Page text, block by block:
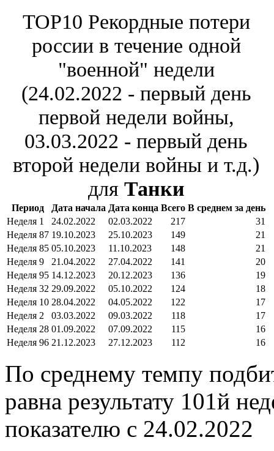
TOP10 Рекордные потери
россии в течение одной
"военной" недели
(24.02.2022 - первый день
первой недели войны,
03.03.2022 - первый день
второй недели войны и т.д.)
для Танки
Период Дата начала Дата конца Всего В среднем за день
Неделя 1
24.02.2022 02.03.2022 217
31
Неделя 87 19.10.2023 25.10.2023 149
21
Неделя 85 05.10.2023 11.10.2023 148
21
Неделя 9
21.04.2022 27.04.2022 141
20
Неделя 95 14.12.2023 20.12.2023 136
19
Неделя 32 29.09.2022 05.10.2022 124
18
Неделя 10 28.04.2022 04.05.2022 122
17
Неделя 2
03.03.2022 09.03.2022 118
17
Неделя 28 01.09.2022 07.09.2022 115
16
Неделя 96 21.12.2023 27.12.2023 112 16
По среднему темпу
равна результату 101й
показателю с 24.02.2022